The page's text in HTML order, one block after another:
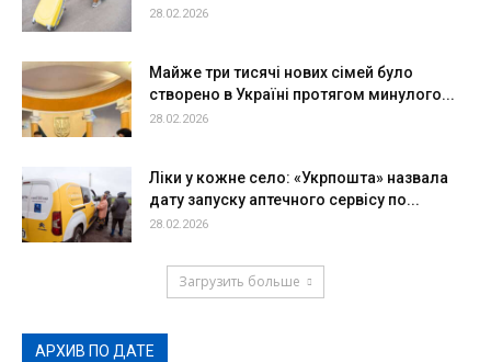
28.02.2026
Майже три тисячі нових сімей було
створено в Україні протягом минулого...
28.02.2026
Ліки у кожне село: «Укрпошта» назвала
дату запуску аптечного сервісу по...
28.02.2026
Загрузить больше
АРХИВ ПО ДАТЕ